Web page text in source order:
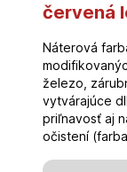
červená
Náterová
železo,
vytvárajúce
priľnavosť aj
očistení